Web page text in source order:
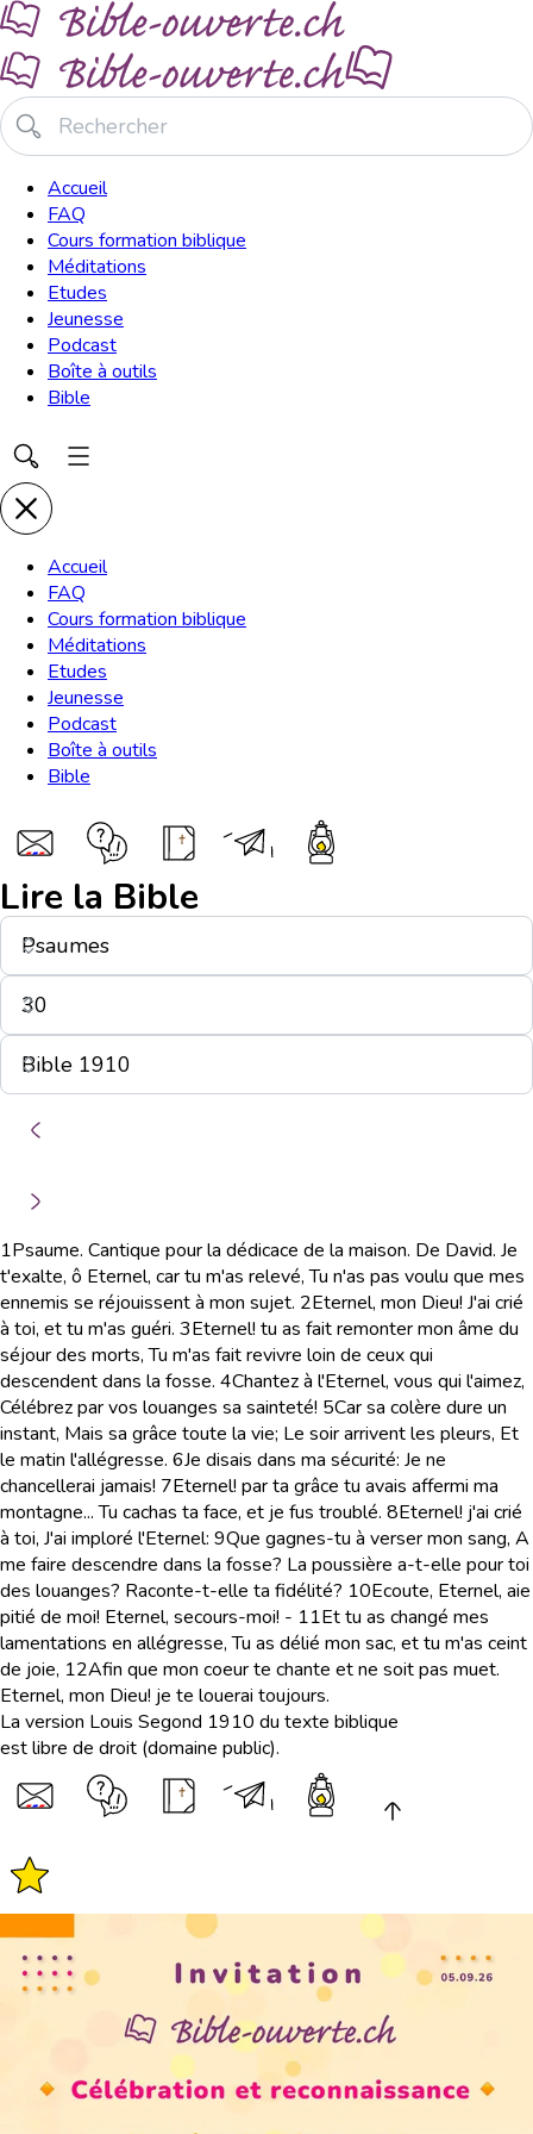
Accueil
FAQ
Cours formation biblique
Méditations
Etudes
Jeunesse
Podcast
Boîte à outils
Bible
Accueil
FAQ
Cours formation biblique
Méditations
Etudes
Jeunesse
Podcast
Boîte à outils
Bible
Lire la Bible
1Psaume. Cantique pour la dédicace de la maison. De David. Je
t'exalte, ô Eternel, car tu m'as relevé, Tu n'as pas voulu que mes
ennemis se réjouissent à mon sujet. 2Eternel, mon Dieu! J'ai crié
à toi, et tu m'as guéri. 3Eternel! tu as fait remonter mon âme du
séjour des morts, Tu m'as fait revivre loin de ceux qui
descendent dans la fosse. 4Chantez à l'Eternel, vous qui l'aimez,
Célébrez par vos louanges sa sainteté! 5Car sa colère dure un
instant, Mais sa grâce toute la vie; Le soir arrivent les pleurs, Et
le matin l'allégresse. 6Je disais dans ma sécurité: Je ne
chancellerai jamais! 7Eternel! par ta grâce tu avais affermi ma
montagne... Tu cachas ta face, et je fus troublé. 8Eternel! j'ai crié
à toi, J'ai imploré l'Eternel: 9Que gagnes-tu à verser mon sang, A
me faire descendre dans la fosse? La poussière a-t-elle pour toi
des louanges? Raconte-t-elle ta fidélité? 10Ecoute, Eternel, aie
pitié de moi! Eternel, secours-moi! - 11Et tu as changé mes
lamentations en allégresse, Tu as délié mon sac, et tu m'as ceint
de joie, 12Afin que mon coeur te chante et ne soit pas muet.
Eternel, mon Dieu! je te louerai toujours.
La version Louis Segond 1910 du texte biblique
est libre de droit (domaine public).